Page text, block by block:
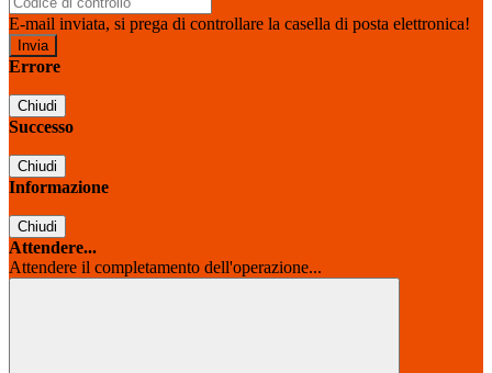
E-mail inviata, si prega di controllare la casella di posta elettronica!
Errore
Chiudi
Successo
Chiudi
Informazione
Chiudi
Attendere...
Attendere il completamento dell'operazione...